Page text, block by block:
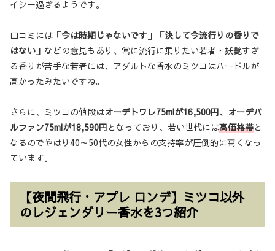
イシー過ぎるようです。
口コミには 「今は時期じゃないです」「決して今流行りの香りで
はない」 などの意見もあり、常に流行に乗りたい若者・妖艶すぎ
る香りが苦手な若者には、アダルトな香水のミツコはハードルが
高かったみたいですね。
さらに、ミツコの値段はオーデトワレ75mlが16,500円、オーデパ
ルファン75mlが18,590円となっており、若い世代には高価格帯と
なるのでやはり40～50代の女性からの支持率が圧倒的に高くなっ
ています。
【夜間飛行・アプレ ロンデ】ミツコ以外
のレジェンダリー香水を3つ紹介